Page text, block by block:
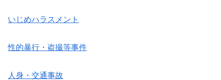
いじめハラスメント
性的暴行・盗撮等事件
人身・交通事故